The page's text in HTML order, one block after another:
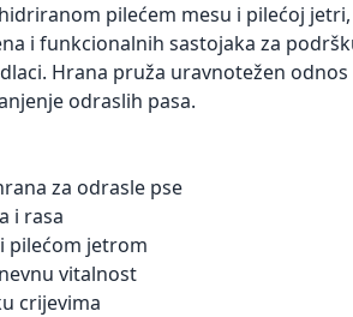
pilećem mesu i pilećoj
i funkcionalnih sastojaka za
Hrana pruža uravnotežen
odraslih pasa.
za odrasle pse
i rasa
pilećom jetrom
vitalnost
crijevima